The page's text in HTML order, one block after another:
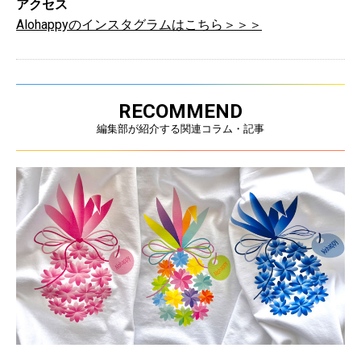
アクセス
Alohappyのインスタグラムはこちら＞＞＞
RECOMMEND
編集部が紹介する関連コラム・記事